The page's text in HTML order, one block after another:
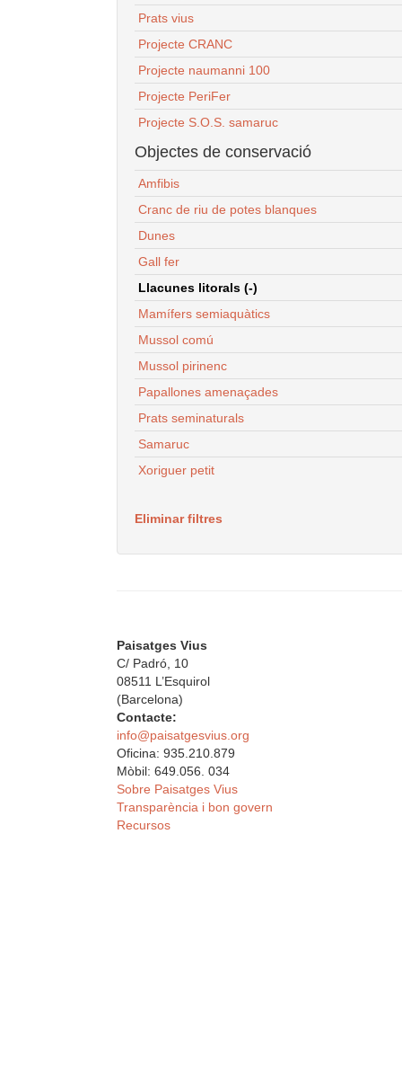
Prats vius
Projecte CRANC
Projecte naumanni 100
Projecte PeriFer
Projecte S.O.S. samaruc
Objectes de conservació
Amfibis
Cranc de riu de potes blanques
Dunes
Gall fer
Llacunes litorals (-)
Mamífers semiaquàtics
Mussol comú
Mussol pirinenc
Papallones amenaçades
Prats seminaturals
Samaruc
Xoriguer petit
Eliminar filtres
Paisatges Vius
C/ Padró, 10
08511 L’Esquirol
(Barcelona)
Contacte:
info@paisatgesvius.org
Oficina: 935.210.879
Mòbil: 649.056. 034
Sobre Paisatges Vius
Transparència i bon govern
Recursos